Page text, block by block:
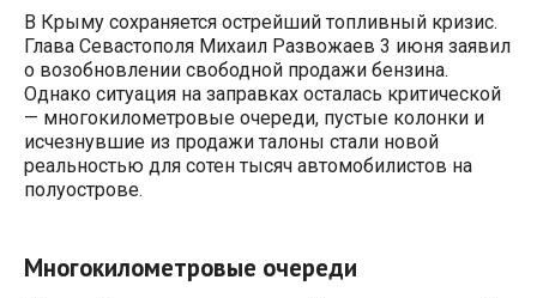
В Крыму сохраняется острейший топливный кризис.
Глава Севастополя Михаил Развожаев 3 июня заявил
о возобновлении свободной продажи бензина.
Однако ситуация на заправках осталась критической
— многокилометровые очереди, пустые колонки и
исчезнувшие из продажи талоны стали новой
реальностью для сотен тысяч автомобилистов на
полуострове.
Многокилометровые очереди